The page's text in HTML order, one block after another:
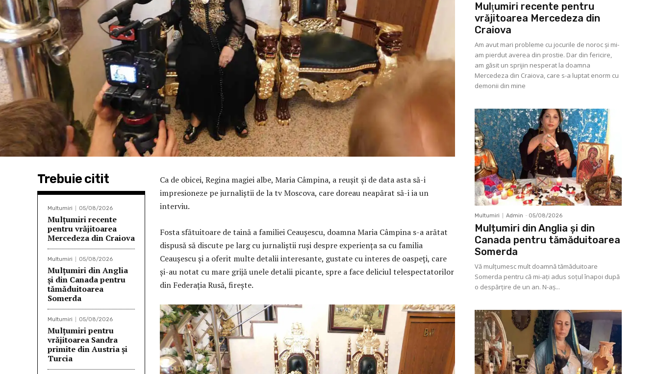
Trebuie citit
Multumiri 05/08/2026
Mulţumiri recente
pentru vrăjitoarea
Mercedeza din Craiova
Multumiri 05/08/2026
Mulțumiri din Anglia
și din Canada pentru
tămăduitoarea
Somerda
Multumiri 05/08/2026
Mulţumiri pentru
vrăjitoarea Sandra
primite din Austria și
Turcia
Ca de obicei, Regina magiei albe, Maria Câmpina, a reușit și de data asta să-i
impresioneze pe jurnaliștii de la tv Moscova, care doreau neapărat să-i ia un
interviu.
Fosta sfătuitoare de taină a familiei Ceaușescu, doamna Maria Câmpina s-a arătat
dispusă să discute pe larg cu jurnaliștii ruși despre experiența sa cu familia
Ceaușescu și a oferit multe detalii interesante, gustate cu interes de oaspeți, care
și-au notat cu mare grijă unele detalii picante, spre a face deliciul telespectatorilor
din Federația Rusă, firește.
Mulţumiri recente pentru
vrăjitoarea Mercedeza din
Craiova
Am avut mari probleme cu jocurile de noroc şi mi-
am pierdut averea din prostie. Dar din fericire,
am găsit un sprijin nesperat la doamna
Mercedeza din Craiova, care s-a luptat enorm cu
demonii din mine
Multumiri Admin - 05/08/2026
Mulțumiri din Anglia și din
Canada pentru tămăduitoarea
Somerda
Vă mulţumesc mult doamnă tămăduitoare
Somerda pentru că mi-aţi adus soţul înapoi după
o despărţire de un an. N-aș...